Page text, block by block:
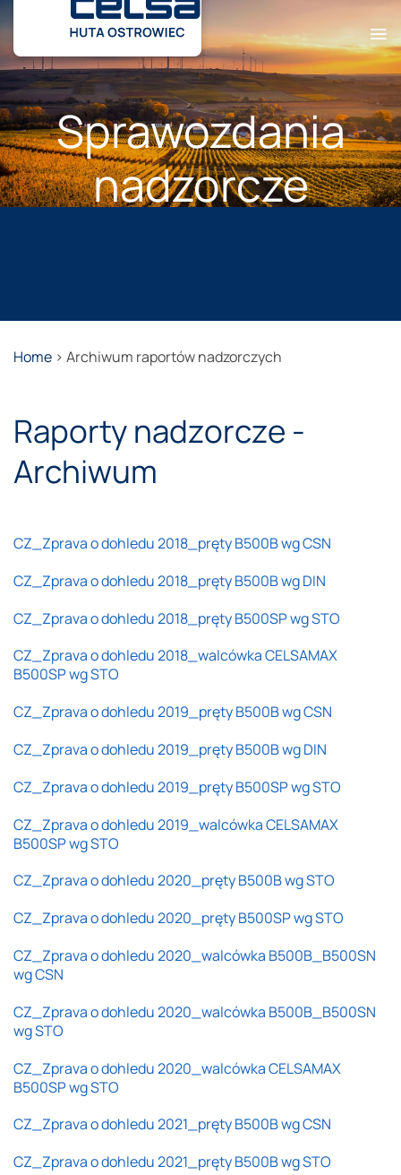
do
zawartości
Sprawozdania
nadzorcze
Home > Archiwum raportów nadzorczych
Raporty nadzorcze -
Archiwum
CZ_Zprava o dohledu 2018_pręty B500B wg CSN
CZ_Zprava o dohledu 2018_pręty B500B wg DIN
CZ_Zprava o dohledu 2018_pręty B500SP wg STO
CZ_Zprava o dohledu 2018_walcówka CELSAMAX
B500SP wg STO
CZ_Zprava o dohledu 2019_pręty B500B wg CSN
CZ_Zprava o dohledu 2019_pręty B500B wg DIN
CZ_Zprava o dohledu 2019_pręty B500SP wg STO
CZ_Zprava o dohledu 2019_walcówka CELSAMAX
B500SP wg STO
CZ_Zprava o dohledu 2020_pręty B500B wg STO
CZ_Zprava o dohledu 2020_pręty B500SP wg STO
CZ_Zprava o dohledu 2020_walcówka B500B_B500SN
wg CSN
CZ_Zprava o dohledu 2020_walcówka B500B_B500SN
wg STO
CZ_Zprava o dohledu 2020_walcówka CELSAMAX
B500SP wg STO
CZ_Zprava o dohledu 2021_pręty B500B wg CSN
CZ_Zprava o dohledu 2021_pręty B500B wg STO